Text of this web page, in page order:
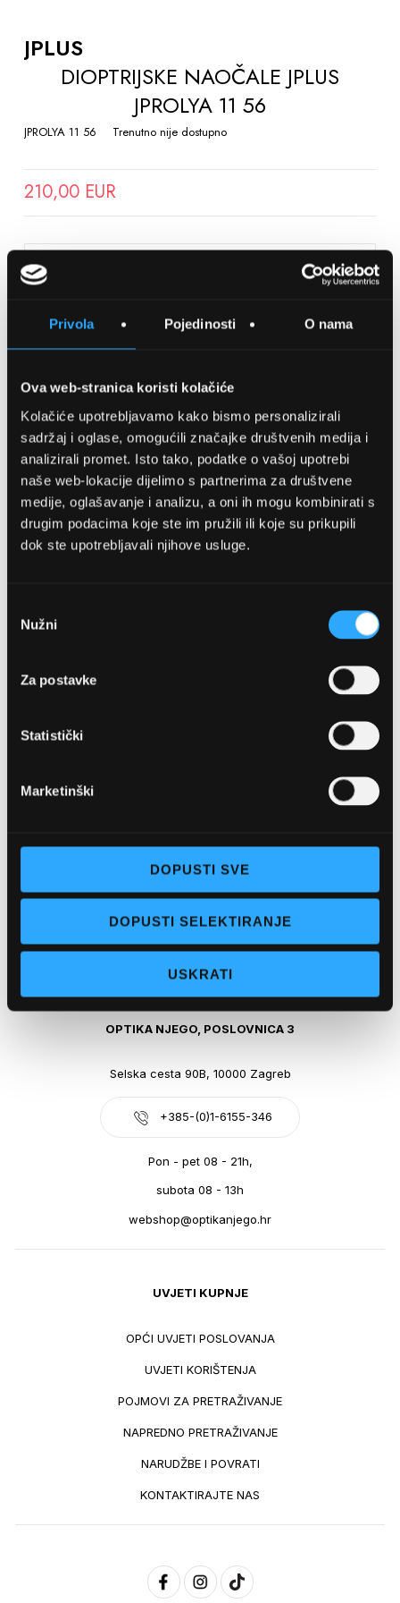
Privola Pojedinosti O nama
Ova web-stranica koristi kolačiće
Kolačiće upotrebljavamo kako bismo personalizirali
sadržaj i oglase, omogućili značajke društvenih medija i
analizirali promet. Isto tako, podatke o vašoj upotrebi
naše web-lokacije dijelimo s partnerima za društvene
medije, oglašavanje i analizu, a oni ih mogu kombinirati s
drugim podacima koje ste im pružili ili koje su prikupili
dok ste upotrebljavali njihove usluge.
pristanka
Nužni
Za postavke
Statistički
Marketinški
DOPUSTI SVE
DOPUSTI SELEKTIRANJE
USKRATI
THE
BEGINNING
GALLERY
JPLUS
DIOPTRIJSKE NAOČALE JPLUS
JPROLYA 11 56
JPROLYA 11 56 Trenutno nije dostupno
210,00 EUR
SPREMITE NA LISTU ŽELJA
Detalji
OPTIKA NJEGO, POSLOVNICA 1
Pon - pet: 07 - 21h,
Sub: 07-21h
webshop@optikanjego.hr
OPTIKA NJEGO, POSLOVNICA 3
Selska cesta 90B, 10000 Zagreb
+385-(0)1-6155-346
Pon - pet 08 - 21h,
subota 08 - 13h
webshop@optikanjego.hr
UVJETI KUPNJE
OPĆI UVJETI POSLOVANJA
UVJETI KORIŠTENJA
POJMOVI ZA PRETRAŽIVANJE
NAPREDNO PRETRAŽIVANJE
NARUDŽBE I POVRATI
KONTAKTIRAJTE NAS